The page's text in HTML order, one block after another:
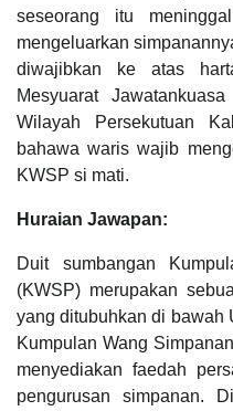
seseorang itu
mengeluarkan
diwajibkan ke atas
Mesyuarat
Wilayah Persekutuan
bahawa waris wajib
KWSP si mati.
Huraian Jawapan:
Duit sumbangan
(KWSP) merupakan
yang ditubuhkan di bawah
Kumpulan Wang
menyediakan faedah
pengurusan simpanan.